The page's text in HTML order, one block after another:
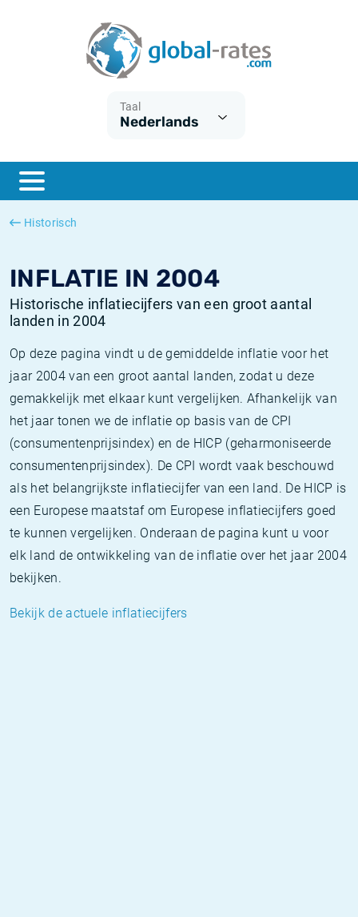
Taal
Nederlands
Historisch
INFLATIE IN 2004
Historische inflatiecijfers van een groot aantal
landen in 2004
Op deze pagina vindt u de gemiddelde inflatie voor het
jaar 2004 van een groot aantal landen, zodat u deze
gemakkelijk met elkaar kunt vergelijken. Afhankelijk van
het jaar tonen we de inflatie op basis van de CPI
(consumentenprijsindex) en de HICP (geharmoniseerde
consumentenprijsindex). De CPI wordt vaak beschouwd
als het belangrijkste inflatiecijfer van een land. De HICP is
een Europese maatstaf om Europese inflatiecijfers goed
te kunnen vergelijken. Onderaan de pagina kunt u voor
elk land de ontwikkeling van de inflatie over het jaar 2004
bekijken.
Bekijk de actuele inflatiecijfers
ESTER
SONIA
Wat is CPI inflatie?
Wat is HICP inflatie?
Nederlandse inflatie - CPI
Amerikaanse inflatie - CPI
Euribor historie
SOFR historie
TONAR historie
Inflatiecalculator